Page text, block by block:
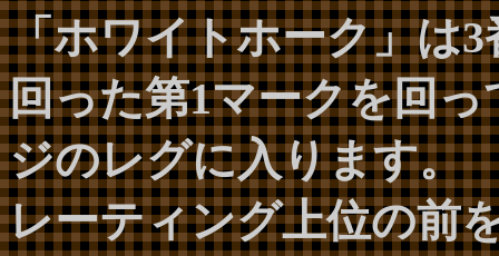
「ホワイトホーク」は
回った第1マークを回
ジのレグに入ります。
レーティング上位の前